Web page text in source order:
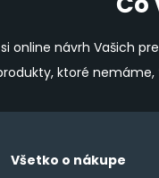
online návrh Vašich
ktoré
Všetko o nákupe